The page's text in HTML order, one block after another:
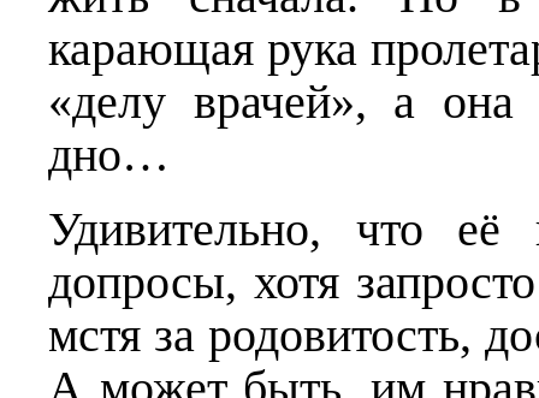
карающая рука
«делу врачей», а она
дно…
Удивительно, что
допросы, хотя
мстя за родовитость,